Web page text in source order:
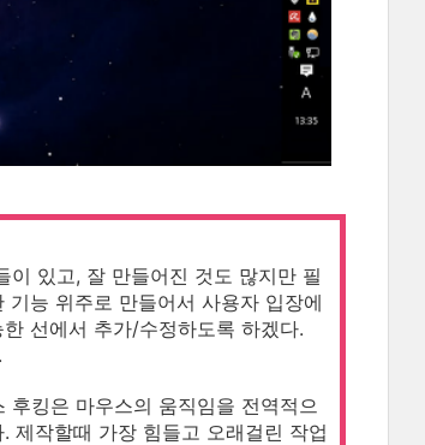
있고, 잘 만들어진 것도 많지만 필
능 위주로 만들어서 사용자 입장에
선에서 추가/수정하도록 하겠다.
킹은 마우스의 움직임을 전역적으
작할때 가장 힘들고 오래걸린 작업